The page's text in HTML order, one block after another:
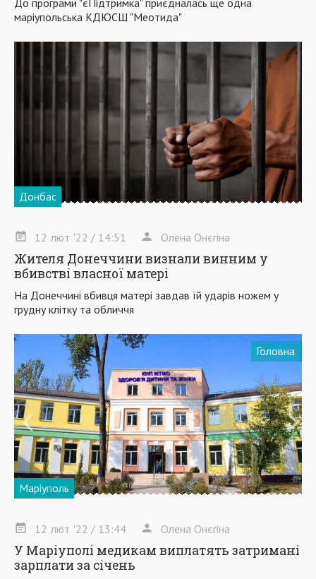
До програми "єПідтримка" приєдналась ще одна
маріупольська КДЮСШ "Меотида"
Донбас
12 лют '22 / 14:51 Олена Онєгіна
Жителя Донеччини визнали винним у
вбивстві власної матері
На Донеччині вбивця матері завдав їй ударів ножем у
грудну клітку та обличчя
Головна
Маріуполь
12 лют '22 / 13:44 Олена Онєгіна
У Маріуполі медикам виплатять затримані
зарплати за січень